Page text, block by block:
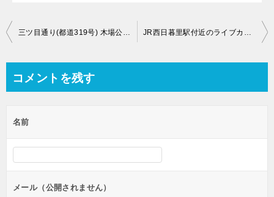
投
ビ
ー
シ
ン
三ツ目通り(都道319号) 木場公園のライブカメラ【東京都江東区木場】 JR西日暮里駅付近のライブカメラ【東京都荒川区西日暮里】
コメントを残す
名前
メール（公開されません）